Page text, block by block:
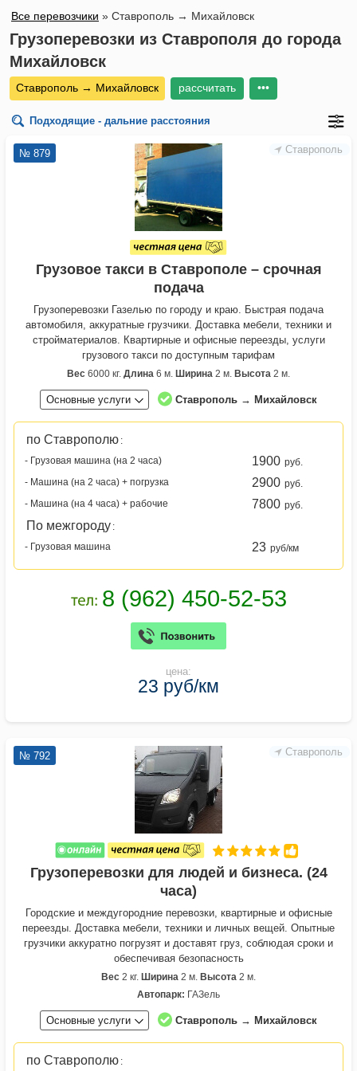
Все перевозчики » Ставрополь → Михайловск
Грузоперевозки из Ставрополя до города
Михайловск
Ставрополь → Михайловск рассчитать •••
Подходящие - дальние расстояния
Ставрополь
№ 879
Грузовое такси в Ставрополе – срочная
подача
Грузоперевозки Газелью по городу и краю. Быстрая подача
автомобиля, аккуратные грузчики. Доставка мебели, техники и
стройматериалов. Квартирные и офисные переезды, услуги
грузового такси по доступным тарифам
Вес 6000 кг. Длина 6 м. Ширина 2 м. Высота 2 м.
Основные услуги Ставрополь → Михайловск
по Ставрополю :
- Грузовая машина (на 2 часа)
1900 руб.
- Машина (на 2 часа) + погрузка
2900 руб.
- Машина (на 4 часа) + рабочие
7800 руб.
По межгороду :
- Грузовая машина
23 руб/км
цена:
23 руб/км
Ставрополь
№ 792
Грузоперевозки для людей и бизнеса. (24
часа)
Городские и междугородние перевозки, квартирные и офисные
переезды. Доставка мебели, техники и личных вещей. Опытные
грузчики аккуратно погрузят и доставят груз, соблюдая сроки и
обеспечивая безопасность
Вес 2 кг. Ширина 2 м. Высота 2 м.
Автопарк: ГАЗель
Основные услуги Ставрополь → Михайловск
по Ставрополю :